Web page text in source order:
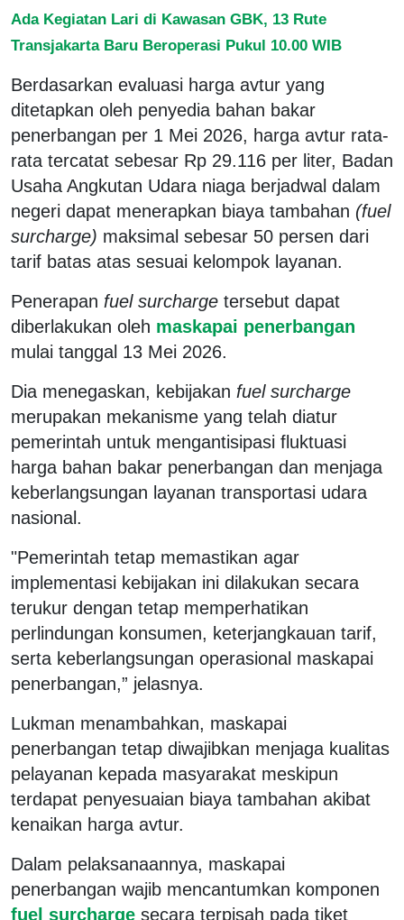
Ada Kegiatan Lari di Kawasan GBK, 13 Rute
Transjakarta Baru Beroperasi Pukul 10.00 WIB
Berdasarkan evaluasi harga avtur yang
ditetapkan oleh penyedia bahan bakar
penerbangan per 1 Mei 2026, harga avtur rata-
rata tercatat sebesar Rp 29.116 per liter, Badan
Usaha Angkutan Udara niaga berjadwal dalam
negeri dapat menerapkan biaya tambahan (fuel
surcharge) maksimal sebesar 50 persen dari
tarif batas atas sesuai kelompok layanan.
Penerapan fuel surcharge tersebut dapat
diberlakukan oleh maskapai penerbangan
mulai tanggal 13 Mei 2026.
Dia menegaskan, kebijakan fuel surcharge
merupakan mekanisme yang telah diatur
pemerintah untuk mengantisipasi fluktuasi
harga bahan bakar penerbangan dan menjaga
keberlangsungan layanan transportasi udara
nasional.
"Pemerintah tetap memastikan agar
implementasi kebijakan ini dilakukan secara
terukur dengan tetap memperhatikan
perlindungan konsumen, keterjangkauan tarif,
serta keberlangsungan operasional maskapai
penerbangan,” jelasnya.
Lukman menambahkan, maskapai
penerbangan tetap diwajibkan menjaga kualitas
pelayanan kepada masyarakat meskipun
terdapat penyesuaian biaya tambahan akibat
kenaikan harga avtur.
Dalam pelaksanaannya, maskapai
penerbangan wajib mencantumkan komponen
fuel surcharge secara terpisah pada tiket